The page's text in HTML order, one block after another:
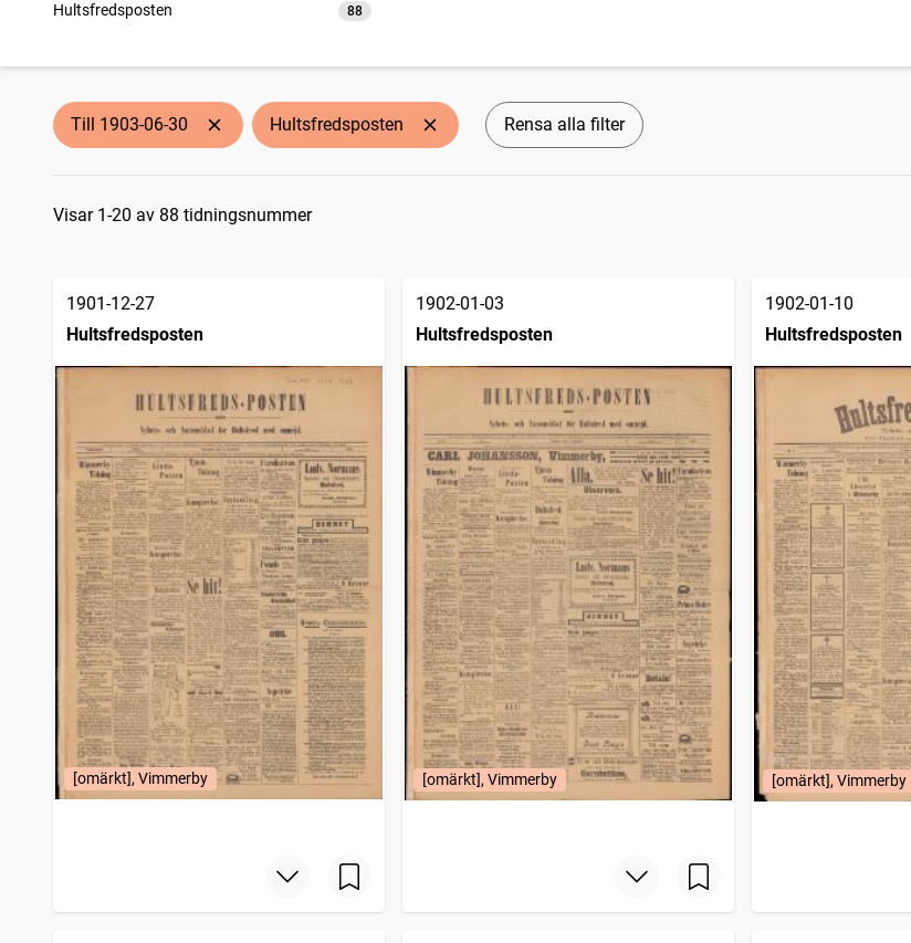
Hultsfredsposten 88
träffar
Till 1903-06-30 Hultsfredsposten Rensa alla filter
Sökresultat
Visar 1-20 av 88 tidningsnummer
1901-12-27
Hultsfredsposten
[omärkt], Vimmerby
1902-01-03
Hultsfredsposten
[omärkt], Vimmerby
1902-01-10
Hultsfredsposten
[omärkt], Vimmerby